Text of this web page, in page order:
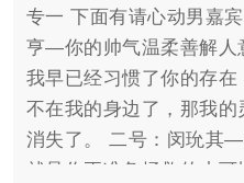
专一 下面有请心动男嘉
亨—你的帅气温柔善解
我早已经习惯了你的存在
不在我的身边了，那我的
消失了。 二号：闵玧其—
就是你正准备拯救的小